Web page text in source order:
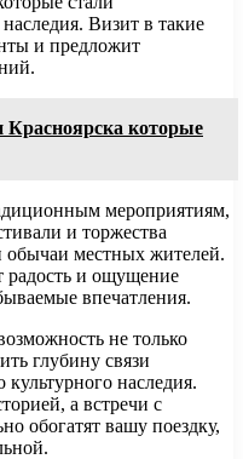
Визит в такие
и предложит
которые
мероприятиям,
и торжества
обычаи местных жителей.
радость и ощущение
впечатления.
не только
глубину связи
наследия.
а встречи с
обогатят вашу поездку,